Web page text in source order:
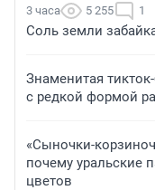
3 часа 5 255 1
Соль земли
Знаменитая
с редкой формой
«Сыночки-
почему уральские
цветов